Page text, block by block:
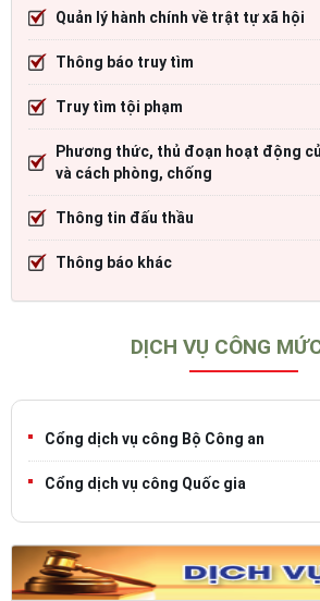
Quản lý hành chính về trật tự xã hội
Thông báo truy tìm
Truy tìm tội phạm
Phương thức, thủ đoạn hoạt động
và cách phòng, chống
Thông tin đấu thầu
Thông báo khác
DỊCH VỤ CÔNG
Cổng dịch vụ công Bộ Công an
Cổng dịch vụ công Quốc gia